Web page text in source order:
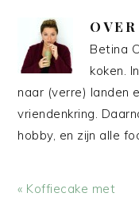
OVER
Betina
koken.
naar (verre) landen
vriendenkring.
hobby, en zijn alle
Vorig
« Koffiecake met